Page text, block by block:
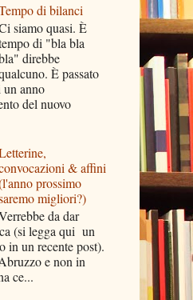
di bilanci
siamo quasi. È
di "bla bla
direbbe
È passato
un anno
del nuovo
& affini
prossimo
migliori?)
da dar
(si legga qui un
in un recente post).
e non in
ce...